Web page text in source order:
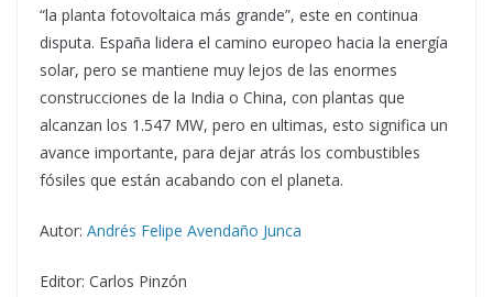
“la planta fotovoltaica más grande”, este en continua
disputa. España lidera el camino europeo hacia la energía
solar, pero se mantiene muy lejos de las enormes
construcciones de la India o China, con plantas que
alcanzan los 1.547 MW, pero en ultimas, esto significa un
avance importante, para dejar atrás los combustibles
fósiles que están acabando con el planeta.
Autor: Andrés Felipe Avendaño Junca
Editor: Carlos Pinzón